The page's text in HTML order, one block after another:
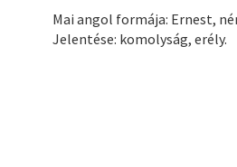
Mai angol formája: Ernest,
Jelentése: komolyság, erély.